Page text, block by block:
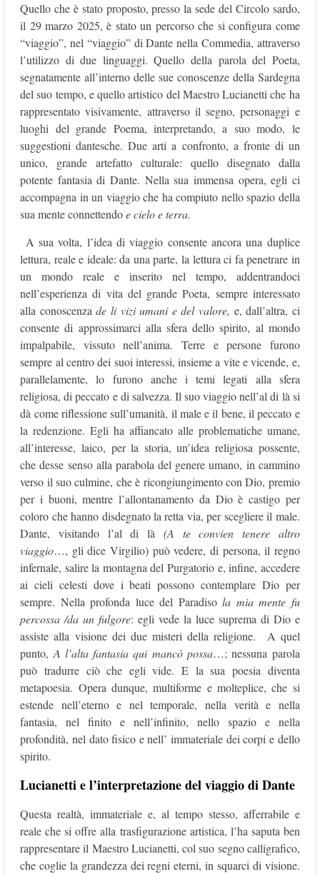
Quello che è stato proposto, presso la sede del Circolo sardo,
il 29 marzo 2025, è stato un percorso che si configura come
“viaggio”, nel “viaggio” di Dante nella Commedia, attraverso
l’utilizzo di due linguaggi. Quello della parola del Poeta,
segnatamente all’interno delle sue conoscenze della Sardegna
del suo tempo, e quello artistico del Maestro Lucianetti che ha
rappresentato visivamente, attraverso il segno, personaggi e
luoghi del grande Poema, interpretando, a suo modo, le
suggestioni dantesche. Due arti a confronto, a fronte di un
unico, grande artefatto culturale: quello disegnato dalla
potente fantasia di Dante. Nella sua immensa opera, egli ci
accompagna in un viaggio che ha compiuto nello spazio della
sua mente connettendoe cielo e terra.
A sua volta, l’idea di viaggio consente ancora una duplice
lettura, reale e ideale: da una parte, la lettura ci fa penetrare in
un mondo reale e inserito nel tempo, addentrandoci
nell’esperienza di vita del grande Poeta, sempre interessato
alla conoscenzade li vizi umani e del valore, e, dall’altra, ci
consente di approssimarci alla sfera dello spirito, al mondo
impalpabile, vissuto nell’anima. Terre e persone furono
sempre al centro dei suoi interessi, insieme a vite e vicende, e,
parallelamente, lo furono anche i temi legati alla sfera
religiosa, di peccato e di salvezza. Il suo viaggio nell’al di là si
dà come riflessione sull’umanità, il male e il bene, il peccato e
la redenzione. Egli ha affiancato alle problematiche umane,
all’interesse, laico, per la storia, un’idea religiosa possente,
che desse senso alla parabola del genere umano, in cammino
verso il suo culmine, che è ricongiungimento con Dio, premio
per i buoni, mentre l’allontanamento da Dio è castigo per
coloro che hanno disdegnato la retta via, per scegliere il male.
Dante, visitando l’al di là (A te convien tenere altro
viaggio…, gli dice Virgilio) può vedere, di persona, il regno
infernale, salire la montagna del Purgatorio e, infine, accedere
ai cieli celesti dove i beati possono contemplare Dio per
sempre. Nella profonda luce del Paradisola mia mente fu
percossa /da un fulgore: egli vede la luce suprema di Dio e
assiste alla visione dei due misteri della religione. A quel
punto, A l’alta fantasia qui mancò possa…; nessuna parola
può tradurre ciò che egli vide. E la sua poesia diventa
metapoesia. Opera dunque, multiforme e molteplice, che si
estende nell’eterno e nel temporale, nella verità e nella
fantasia, nel finito e nell’infinito, nello spazio e nella
profondità, nel dato fisico e nell’ immateriale dei corpi e dello
spirito.
Lucianetti e l’interpretazione del viaggio di Dante
Questa realtà, immateriale e, al tempo stesso, afferrabile e
reale che si offre alla trasfigurazione artistica, l’ha saputa ben
rappresentare il Maestro Lucianetti, col suo segno calligrafico,
che coglie la grandezza dei regni eterni, in squarci di visione.